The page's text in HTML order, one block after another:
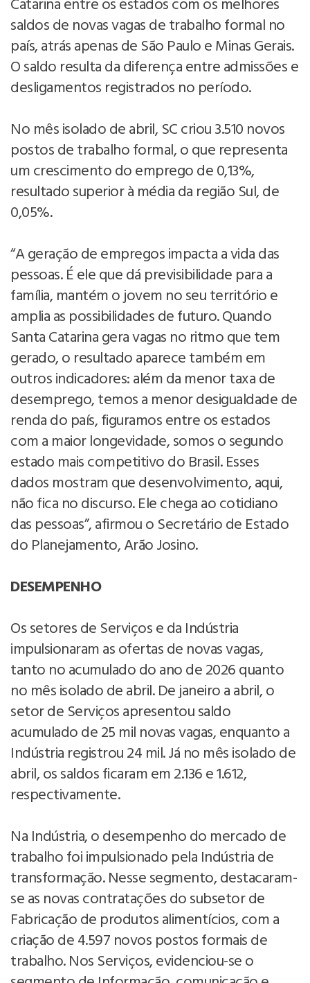
Catarina entre os estados com os melhores
saldos de novas vagas de trabalho formal no
país, atrás apenas de São Paulo e Minas Gerais.
O saldo resulta da diferença entre admissões e
desligamentos registrados no período.
No mês isolado de abril, SC criou 3.510 novos
postos de trabalho formal, o que representa
um crescimento do emprego de 0,13%,
resultado superior à média da região Sul, de
0,05%.
“A geração de empregos impacta a vida das
pessoas. É ele que dá previsibilidade para a
família, mantém o jovem no seu território e
amplia as possibilidades de futuro. Quando
Santa Catarina gera vagas no ritmo que tem
gerado, o resultado aparece também em
outros indicadores: além da menor taxa de
desemprego, temos a menor desigualdade de
renda do país, figuramos entre os estados
com a maior longevidade, somos o segundo
estado mais competitivo do Brasil. Esses
dados mostram que desenvolvimento, aqui,
não fica no discurso. Ele chega ao cotidiano
das pessoas”, afirmou o Secretário de Estado
do Planejamento, Arão Josino.
DESEMPENHO
Os setores de Serviços e da Indústria
impulsionaram as ofertas de novas vagas,
tanto no acumulado do ano de 2026 quanto
no mês isolado de abril. De janeiro a abril, o
setor de Serviços apresentou saldo
acumulado de 25 mil novas vagas, enquanto a
Indústria registrou 24 mil. Já no mês isolado de
abril, os saldos ficaram em 2.136 e 1.612,
respectivamente.
Na Indústria, o desempenho do mercado de
trabalho foi impulsionado pela Indústria de
transformação. Nesse segmento, destacaram-
se as novas contratações do subsetor de
Fabricação de produtos alimentícios, com a
criação de 4.597 novos postos formais de
trabalho. Nos Serviços, evidenciou-se o